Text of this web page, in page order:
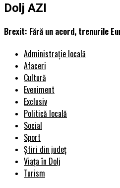
Dolj AZI
Brexit: Fără un acord, trenurile
Administrație locală
Afaceri
Cultură
Eveniment
Exclusiv
Politică locală
Social
Sport
Știri din județ
Viața în Dolj
Turism